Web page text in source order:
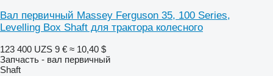
Вал первичный Massey Ferguson 35, 100 Series,
Levelling Box Shaft для трактора колесного
123 400 UZS 9 € ≈ 10,40 $
Запчасть - вал первичный
Shaft